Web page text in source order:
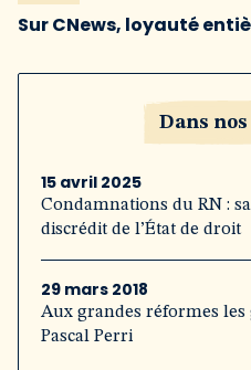
Sur CNews, loyauté
Dans
15 avril 2025
Condamnations du RN :
discrédit de l’État de droit
29 mars 2018
Aux grandes réformes les
Pascal Perri